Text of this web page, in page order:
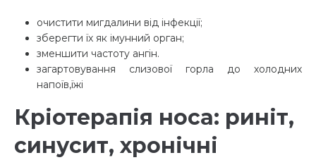
очистити мигдалини від інфекції;
зберегти їх як імунний орган;
зменшити частоту ангін.
загартовування слизової горла до холодних
напоїв,їжі
Кріотерапія носа: риніт,
синусит, хронічні